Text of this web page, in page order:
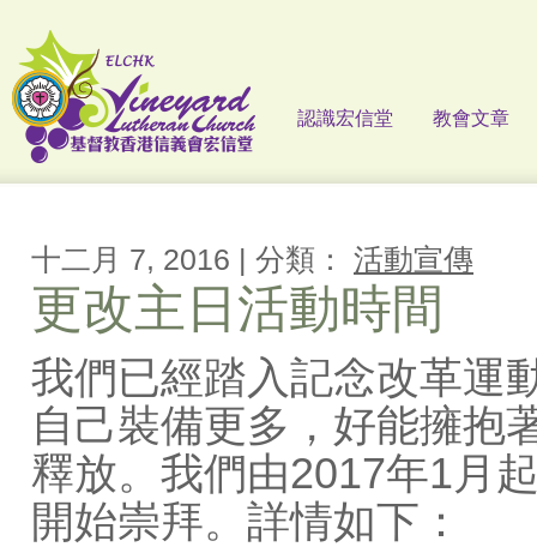
認識宏信堂 教會文章
十二月 7, 2016 | 分類： 活動宣傳
更改主日活動時間
我們已經踏入記念改革運
自己裝備更多，好能擁抱
釋放。我們由2017年1月
開始崇拜。詳情如下：